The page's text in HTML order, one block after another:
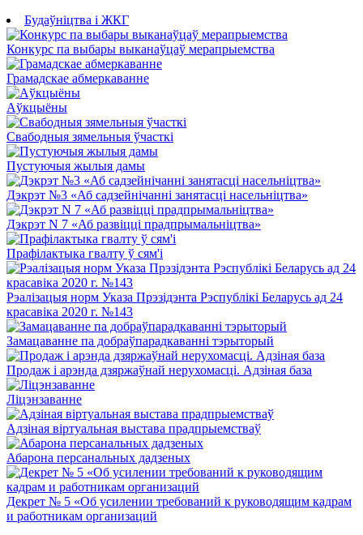
Будаўніцтва і ЖКГ
Конкурс па выбары выканаўцаў мерапрыемства
Грамадскае абмеркаванне
Аўкцыёны
Свабодныя зямельныя ўчасткі
Пустуючыя жылыя дамы
Дэкрэт №3 «Аб садзейнічанні занятасці насельніцтва»
Дэкрэт N 7 «Аб развіцці прадпрымальніцтва»
Прафілактыка гвалту ў сям'і
Рэалізацыя норм Указа Прэзідэнта Рэспублікі Беларусь ад 24
красавіка 2020 г. №143
Замацаванне па добраўпарадкаванні тэрыторый
Продаж і арэнда дзяржаўнай нерухомасці. Адзіная база
Ліцэнзаванне
Адзіная віртуальная выстава прадпрыемстваў
Абарона персанальных дадзеных
Декрет № 5 «Об усилении требований к руководящим кадрам
и работникам организаций